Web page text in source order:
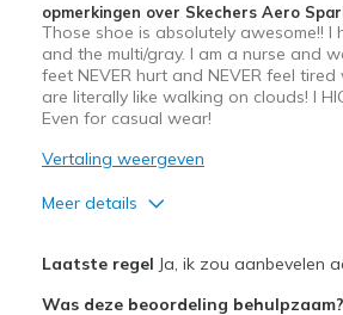
opmerkingen over Skechers Aero
Those shoe is absolutely awesome!! I
and the multi/gray. I am a nurse and
feet NEVER hurt and NEVER feel
are literally like walking on clouds! I
Even for casual wear!
Vertaling weergeven
Meer details
Laatste regel Ja, ik zou aanbevelen
Was deze beoordeling behulpzaam?